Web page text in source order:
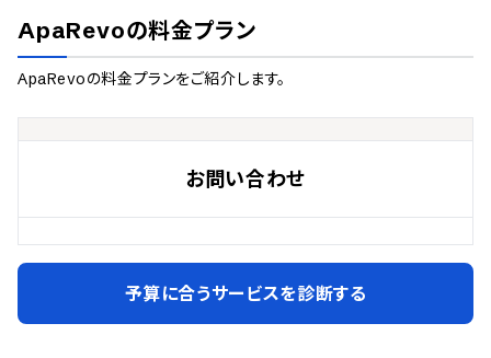
ApaRevoの料金プラン
ApaRevoの料金プランをご紹介します。
お問い合わせ
予算に合うサービスを診断する